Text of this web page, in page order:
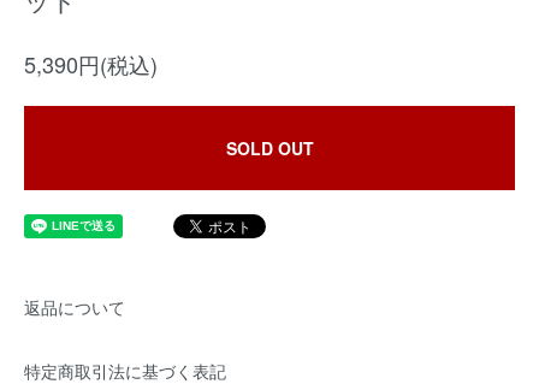
5,390円(税込)
SOLD OUT
返品について
特定商取引法に基づく表記